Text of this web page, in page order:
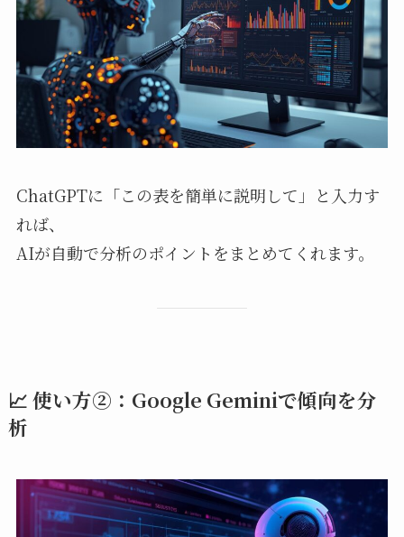
ChatGPTに「この表を簡単に説明して」と入力す
れば、
AIが自動で分析のポイントをまとめてくれます。
📈 使い方②：Google Geminiで傾向を分
析